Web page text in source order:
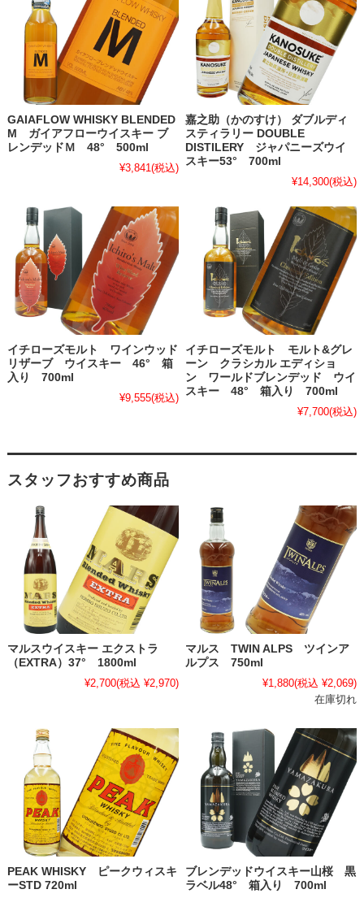
GAIAFLOW WHISKY BLENDED
M ガイアフローウイスキー ブ
レンデッドＭ 48° 500ml
¥3,841(税込)
嘉之助（かのすけ） ダブルディ
スティラリー DOUBLE
DISTILERY ジャパニーズウイ
スキー53° 700ml
¥14,300(税込)
イチローズモルト ワインウッド
リザーブ ウイスキー 46° 箱
入り 700ml
¥9,555(税込)
イチローズモルト モルト&グレ
ーン クラシカル エディショ
ン ワールドブレンデッド ウイ
スキー 48° 箱入り 700ml
¥7,700(税込)
スタッフおすすめ商品
マルスウイスキー エクストラ
（EXTRA）37° 1800ml
¥2,700(税込 ¥2,970)
マルス TWIN ALPS ツインア
ルプス 750ml
¥1,880(税込 ¥2,069)
在庫切れ
PEAK WHISKY ピークウィスキ
ーSTD 720ml
ブレンデッドウイスキー山桜 黒
ラベル48° 箱入り 700ml